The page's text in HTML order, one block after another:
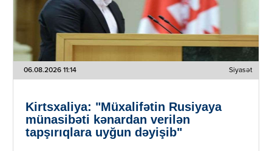
06.08.2026 11:14 Siyasət
Kirtsxaliya: "Müxalifətin Rusiyaya
münasibəti kənardan verilən
tapşırıqlara uyğun dəyişib"